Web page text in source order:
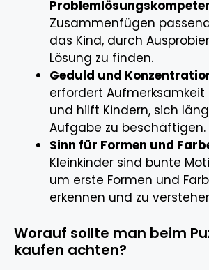
Zusammenfügen
das Kind, durch
Lösung zu finden.
Geduld und
erfordert Aufmerksamkeit
und hilft Kindern, sich
Aufgabe zu beschäftigen.
Sinn für Formen und
Kleinkinder sind bunte
um erste Formen und
erkennen und zu
Worauf sollte man beim
kaufen achten?